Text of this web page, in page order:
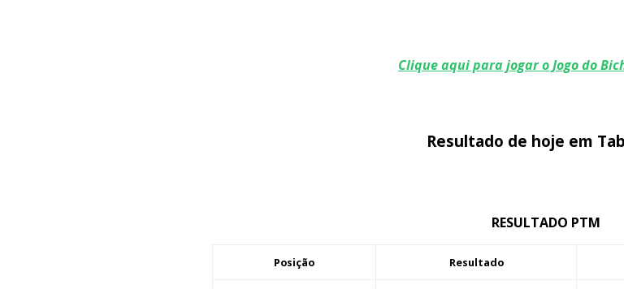
Clique aqui para jogar o Jogo do
Resultado de hoje em
RESULTADO PTM
Posição Resultado